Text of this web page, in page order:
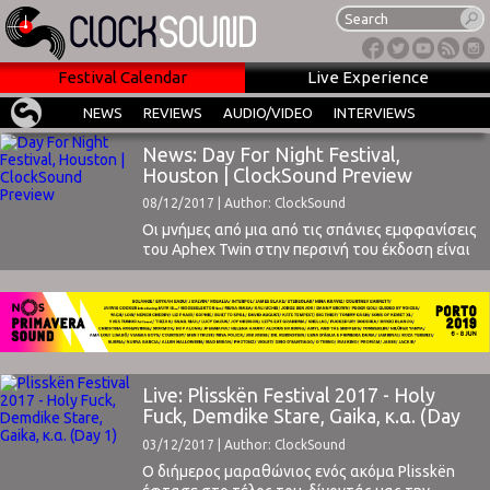
Festival Calendar Live Experience
NEWS REVIEWS AUDIO/VIDEO INTERVIEWS
News: Day For Night Festival,
Houston | ClockSound Preview
08/12/2017 | Author: ClockSound
Οι μνήμες από μια από τις σπάνιες εμφφανίσεις
του Aphex Twin στην περσινή του έκδοση είναι
νωπές στην πόλη και αποτέλεσαν την αφορμή η
φήμη του να εκτοξευθεί και πλέον να αποτελεί
το πιο σημαντικό καινούριο φεστιβάλ στον
κόσμο.Το ClockSound προσκλήθηκε και θα
παραβρεθεί στο Χιούστον για να καλύψει
Live: Plisskën Festival 2017 - Holy
Fuck, Demdike Stare, Gaika, κ.α. (Day
1)
03/12/2017 | Author: ClockSound
Ο διήμερος μαραθώνιος ενός ακόμα Plisskën